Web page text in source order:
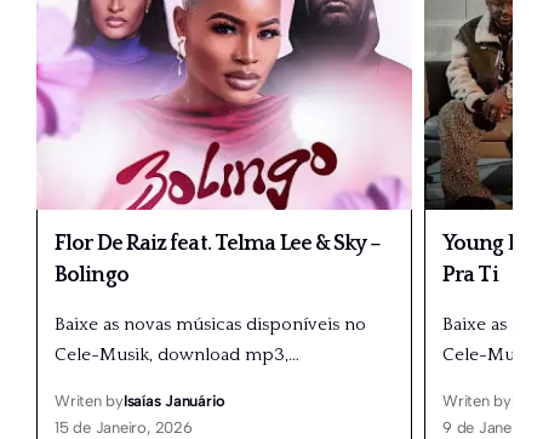
Flor De Raiz feat. Telma Lee & Sky –
Bolingo
Baixe as novas músicas disponíveis no
Cele-Musik, download mp3,…
Writen byIsaías Januário
15 de Janeiro, 2026
Young
Pra Ti
Baixe as
Cele-
Writen by
9 de Janeiro,